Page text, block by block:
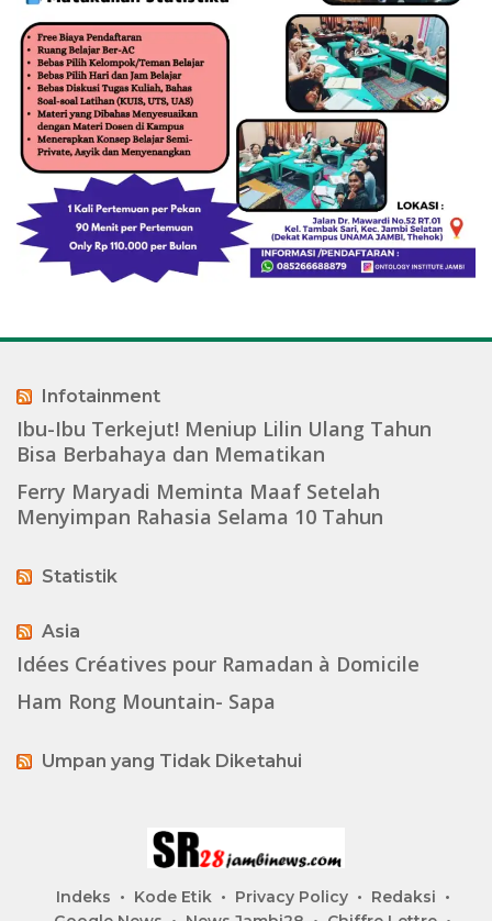
Infotainment
Ibu-Ibu Terkejut! Meniup Lilin Ulang Tahun
Bisa Berbahaya dan Mematikan
Ferry Maryadi Meminta Maaf Setelah
Menyimpan Rahasia Selama 10 Tahun
Statistik
Asia
Idées Créatives pour Ramadan à Domicile
Ham Rong Mountain- Sapa
Umpan yang Tidak Diketahui
Indeks Kode Etik Privacy Policy
Redaksi